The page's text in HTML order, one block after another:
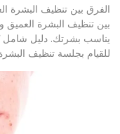
الفرق بين تنظيف
بين تنظيف البشرة
يناسب بشرتك. دليل
للقيام بجلسة تنظيف